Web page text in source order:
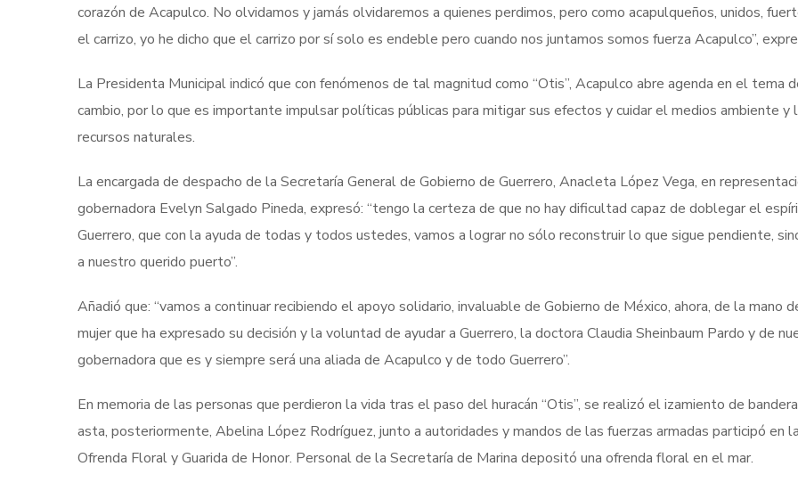
corazón de Acapulco. No olvidamos y jamás olvidaremos a quienes perdimos, pero como acapulqueños, unidos,
el carrizo, yo he dicho que el carrizo por sí solo es endeble pero cuando nos juntamos somos fuerza Acapulco”,
La Presidenta Municipal indicó que con fenómenos de tal magnitud como “Otis”, Acapulco abre agenda en el tema
cambio, por lo que es importante impulsar políticas públicas para mitigar sus efectos y cuidar el medios ambiente y
recursos naturales.
La encargada de despacho de la Secretaría General de Gobierno de Guerrero, Anacleta López Vega, en
gobernadora Evelyn Salgado Pineda, expresó: “tengo la certeza de que no hay dificultad capaz de doblegar el
Guerrero, que con la ayuda de todas y todos ustedes, vamos a lograr no sólo reconstruir lo que sigue pendiente,
a nuestro querido puerto”.
Añadió que: “vamos a continuar recibiendo el apoyo solidario, invaluable de Gobierno de México, ahora, de la mano
mujer que ha expresado su decisión y la voluntad de ayudar a Guerrero, la doctora Claudia Sheinbaum Pardo y de
gobernadora que es y siempre será una aliada de Acapulco y de todo Guerrero”.
En memoria de las personas que perdieron la vida tras el paso del huracán “Otis”, se realizó el izamiento de
asta, posteriormente, Abelina López Rodríguez, junto a autoridades y mandos de las fuerzas armadas participó en
Ofrenda Floral y Guarida de Honor. Personal de la Secretaría de Marina depositó una ofrenda floral en el mar.